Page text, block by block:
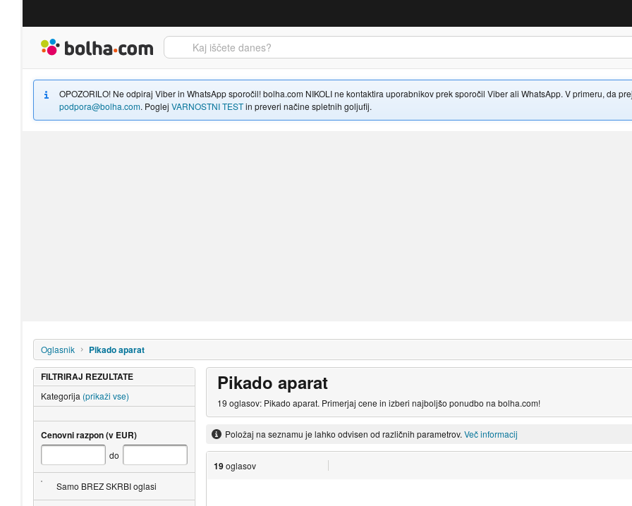
OPOZORILO! Ne odpiraj Viber in WhatsApp sporočil! bolha.com NIKOLI ne kontaktira uporabnikov prek sporočil Viber ali WhatsApp. V primeru, da
podpora@bolha.com. Poglej VARNOSTNI TESTin preveri načine spletnih goljufij.
Oglasnik Pikado aparat
Pikado aparat
19 oglasov: Pikado aparat. Primerjaj cene in izberi najboljšo ponudbo na bolha.com!
Položaj na seznamu je lahko odvisen od različnih parametrov. Več informacij
19oglasov
FILTRIRAJ REZULTATE
Kategorija (prikaži vse)
Cenovni razpon (v EUR)
do
Samo BREZ SKRBI oglasi